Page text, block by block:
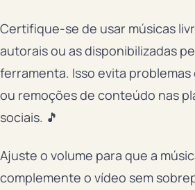
Certifique-se de usar músicas
autorais ou as disponibilizadas
ferramenta. Isso evita
ou remoções de conteúdo nas
sociais. 🎵
Ajuste o volume para que a
complemente o vídeo sem